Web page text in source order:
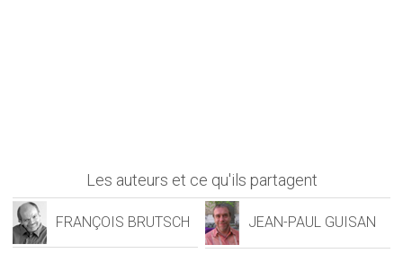
Les auteurs et ce qu'ils partagent
FRANÇOIS BRUTSCH JEAN-PAUL GUISAN